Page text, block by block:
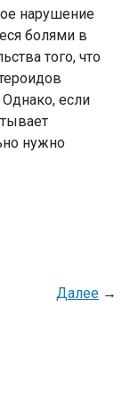
нарушение
болями в
того, что
если
нужно
Далее →